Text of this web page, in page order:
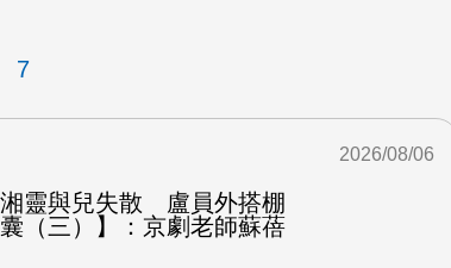
7
靈與兒失散 盧員外搭棚
（三）】：京劇老師蘇蓓
2026/08/06